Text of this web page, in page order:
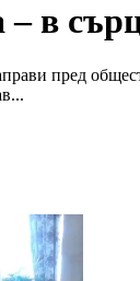
в
пред